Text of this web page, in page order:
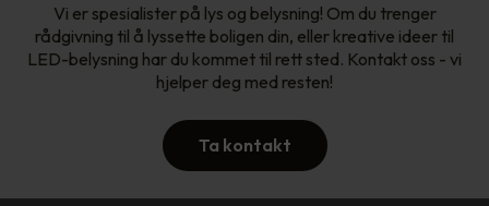
Vi er spesialister på lys og belysning! Om du trenger
rådgivning til å lyssette boligen din, eller kreative ideer til
LED-belysning har du kommet til rett sted. Kontakt oss - vi
hjelper deg med resten!
Ta kontakt